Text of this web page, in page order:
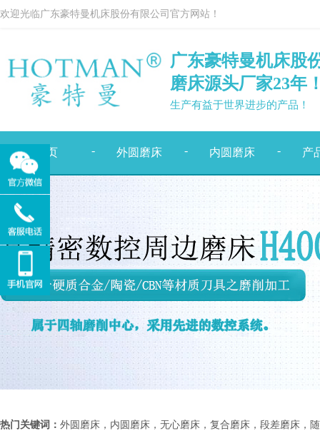
欢迎光临广东豪特曼机床股份有限公司官方网站！
广东豪特曼机床股
磨床源头厂家23年
生产有益于世界进步的产品！
首页 - 外圆磨床 - 内圆磨床 - 产
热门关键词： 外圆磨床，内圆磨床，无心磨床，复合磨床，段差磨床，